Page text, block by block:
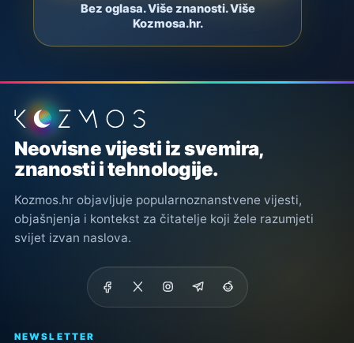
Bez oglasa. Više znanosti. Više
Kozmosa.hr.
Podnožje stranice
Neovisne vijesti iz svemira,
znanosti i tehnologije.
Kozmos.hr objavljuje popularnoznanstvene vijesti,
objašnjenja i kontekst za čitatelje koji žele razumjeti
svijet izvan naslova.
NEWSLETTER